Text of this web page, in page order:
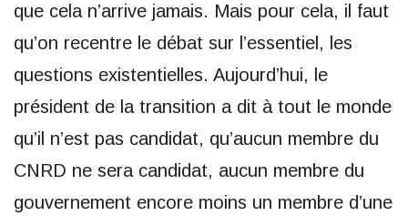
que cela n’arrive jamais. Mais pour cela, il faut
qu’on recentre le débat sur l’essentiel, les
questions existentielles. Aujourd’hui, le
président de la transition a dit à tout le monde
qu’il n’est pas candidat, qu’aucun membre du
CNRD ne sera candidat, aucun membre du
gouvernement encore moins un membre d’une